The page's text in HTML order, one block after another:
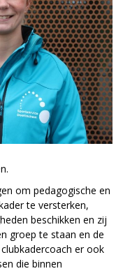
om pedagogische en
te versterken,
beschikken en zij
groep te staan en de
er ook
die binnen